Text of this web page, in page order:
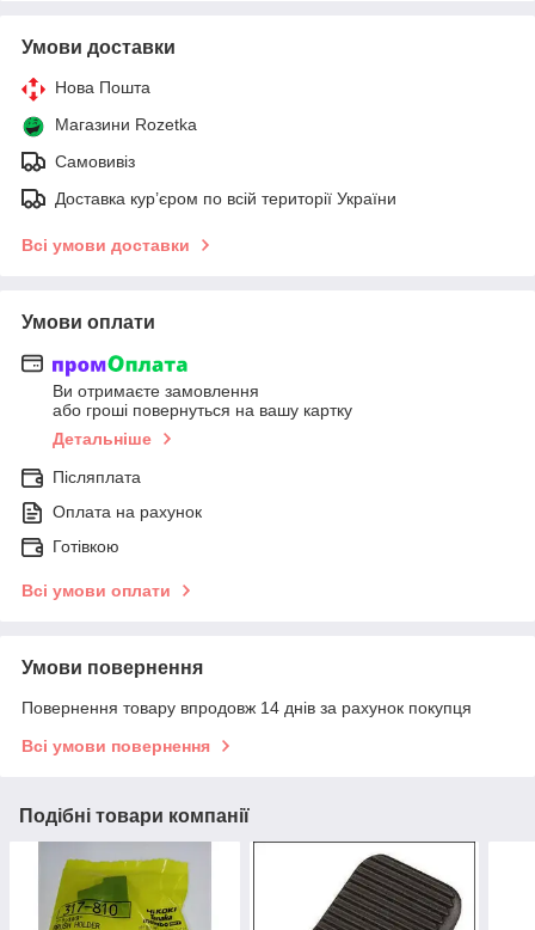
Умови доставки
Нова Пошта
Магазини Rozetka
Самовивіз
Доставка кур’єром по всій території України
Всі умови доставки
Умови оплати
Ви отримаєте замовлення
або гроші повернуться на вашу картку
Детальніше
Післяплата
Оплата на рахунок
Готівкою
Всі умови оплати
Умови повернення
Повернення товару впродовж 14 днів за рахунок покупця
Всі умови повернення
Подібні товари компанії